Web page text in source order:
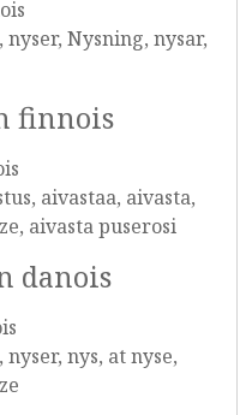
nyser, Nysning, nysar,
finnois
aivastaa, aivasta,
aivasta puserosi
danois
nyser, nys, at nyse,